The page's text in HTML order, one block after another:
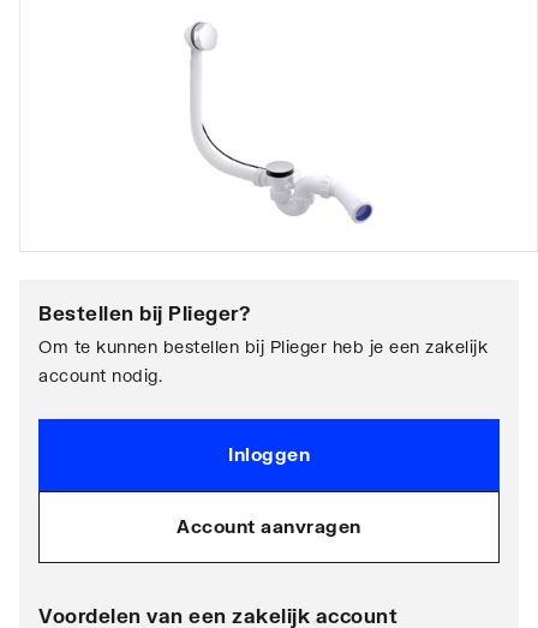
Bestellen bij Plieger?
Om te kunnen bestellen bij Plieger heb je een zakelijk
account nodig.
Inloggen
Account aanvragen
Voordelen van een zakelijk account